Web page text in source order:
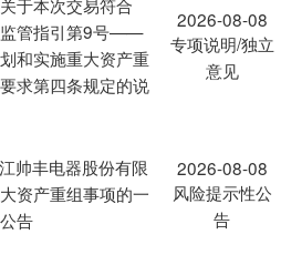
监管指引第9号——
和实施重大资产重
求第四条规定的说
2026-08-08
专项说明/独立
意见
帅丰电器股份有限
资产重组事项的一
告
2026-08-08
风险提示性公
告